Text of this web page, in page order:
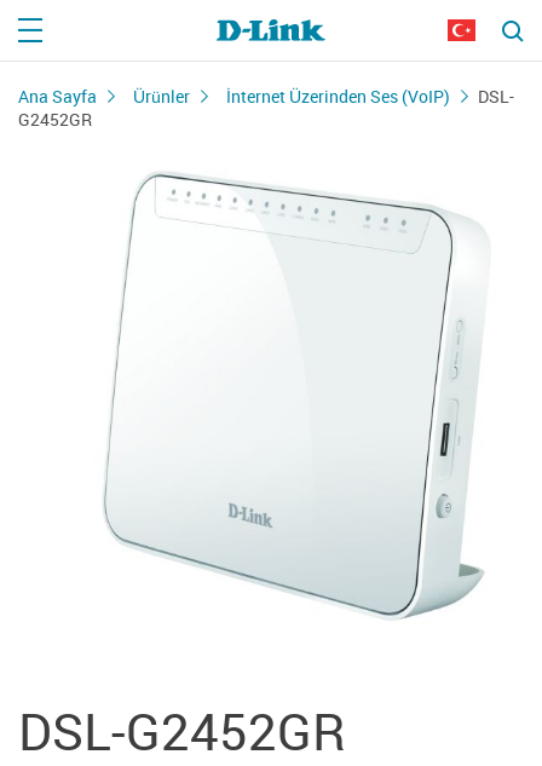
Ana Sayfa Ürünler İnternet Üzerinden Ses (VoIP)
DSL-
G2452GR
DSL-G2452GR